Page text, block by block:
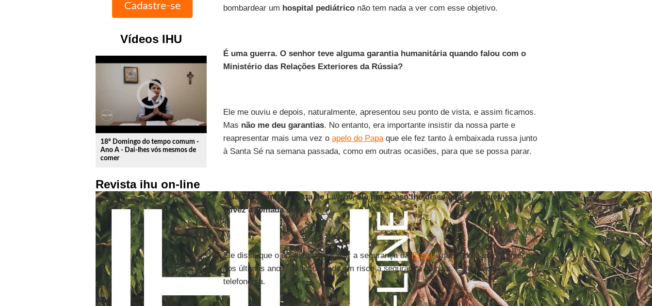
Vídeos IHU
play_circle_outline
18º Domingo do tempo comum -
Ano A - Dai-lhes vós mesmos de
comer
Revista ihu on-line
bombardear um hospital pediátriconão tem nada a ver com esse objetivo.
É uma guerra. O senhor teve alguma garantia humanitária quando falou com o
Ministério das Relações Exteriores da Rússia?
Ele me ouviu e depois, naturalmente, apresentou seu ponto de vista, e assim ficamos.
Mas não me deu garantias. No entanto, era importante insistir da nossa parte e
reapresentar mais uma vez o apelo do Papaque ele fez tanto à embaixada russa junto
à Santa Sé na semana passada, como em outras ocasiões, para que se possa parar.
Qual é o ponto de vista de Lavrov, ele por acaso lhe disse qual é o objetivo final,
talvez a tomada de Kiev?
Ele disse que o objetivo de garantir a segurança daRússia, que tudo o que aconteceu
nos últimos anos, teria colocado em risco a segurança do país. É isso, este foi o
telefonema.